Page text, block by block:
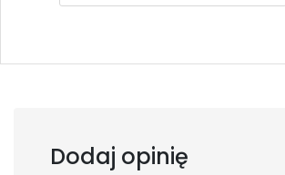
Dodaj opinię